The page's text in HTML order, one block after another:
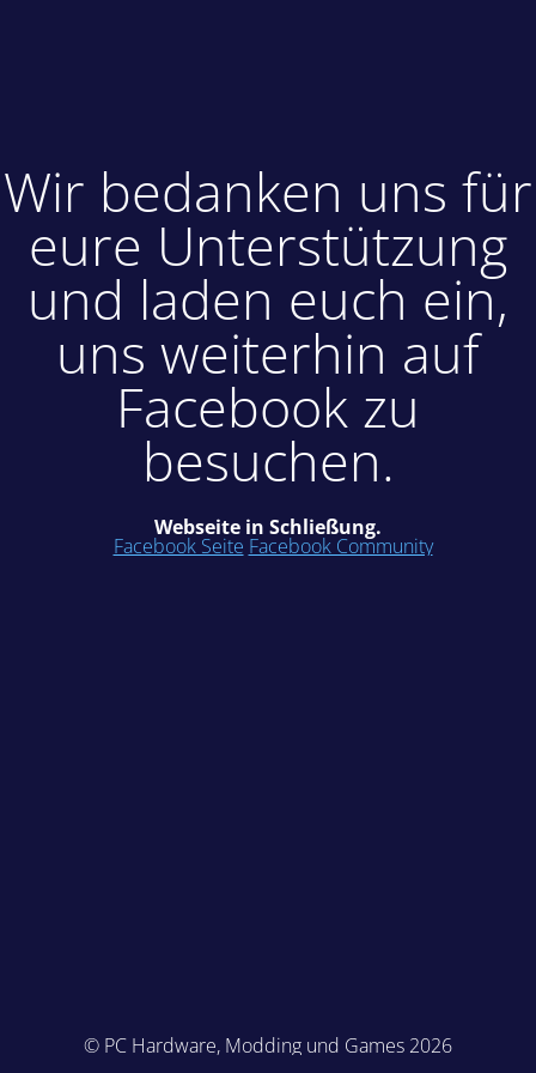
Wir bedanken uns für
eure Unterstützung
und laden euch ein,
uns weiterhin auf
Facebook zu
besuchen.
Webseite in Schließung.
Facebook Seite Facebook Community
© PC Hardware, Modding und Games 2026